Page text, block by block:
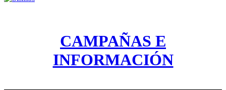
CAMPAÑAS E
INFORMACIÓN